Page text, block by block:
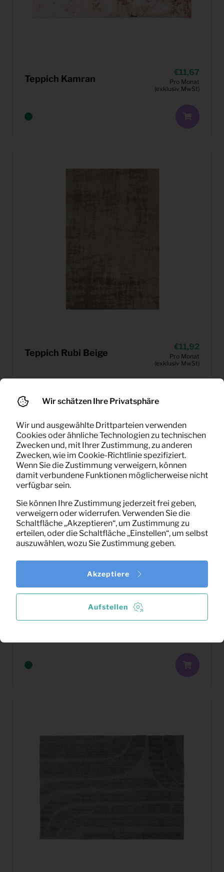
Teppich Kamran
11,67
Pro Monat
(exklusiv MwSt)
Teppich Rubi Beige
11,92
Pro Monat
(exklusiv MwSt)
13,85
Wir schätzen Ihre Privatsphäre
Wir und ausgewählte Drittparteien verwenden
Cookies oder ähnliche Technologien zu technischen
Zwecken und, mit Ihrer Zustimmung, zu anderen
Zwecken, wie im Cookie-Richtlinie spezifiziert.
Wenn Sie die Zustimmung verweigern, können
damit verbundene Funktionen möglicherweise nicht
verfügbar sein.
Sie können Ihre Zustimmung jederzeit frei geben,
verweigern oder widerrufen. Verwenden Sie die
Schaltfläche „Akzeptieren“, um Zustimmung zu
erteilen, oder die Schaltfläche „Einstellen“, um selbst
auszuwählen, wozu Sie Zustimmung geben.
Aufstellen
Akzeptiere